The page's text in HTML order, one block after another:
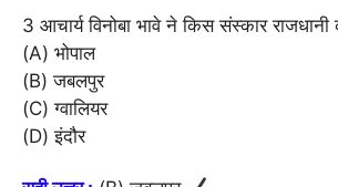
3 आचार्य विनोबा भावे ने किस संस्कार राजधानी
(A) भोपाल
(B) जबलपुर
(C) ग्वालियर
(D) इंदौर